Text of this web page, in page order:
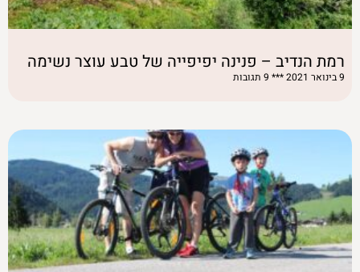
רמת הנדיב – פנינה יפיפייה של טבע עוצר נשימה
9 בינואר 2021